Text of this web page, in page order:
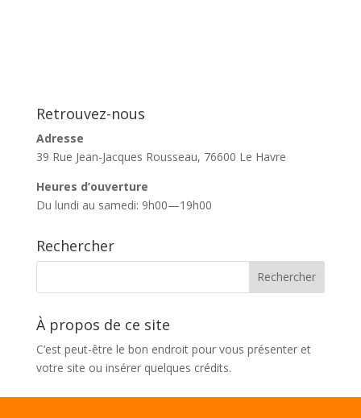
Retrouvez-nous
Adresse
39 Rue Jean-Jacques Rousseau, 76600 Le Havre
Heures d’ouverture
Du lundi au samedi: 9h00—19h00
Rechercher
À propos de ce site
C’est peut-être le bon endroit pour vous présenter et
votre site ou insérer quelques crédits.